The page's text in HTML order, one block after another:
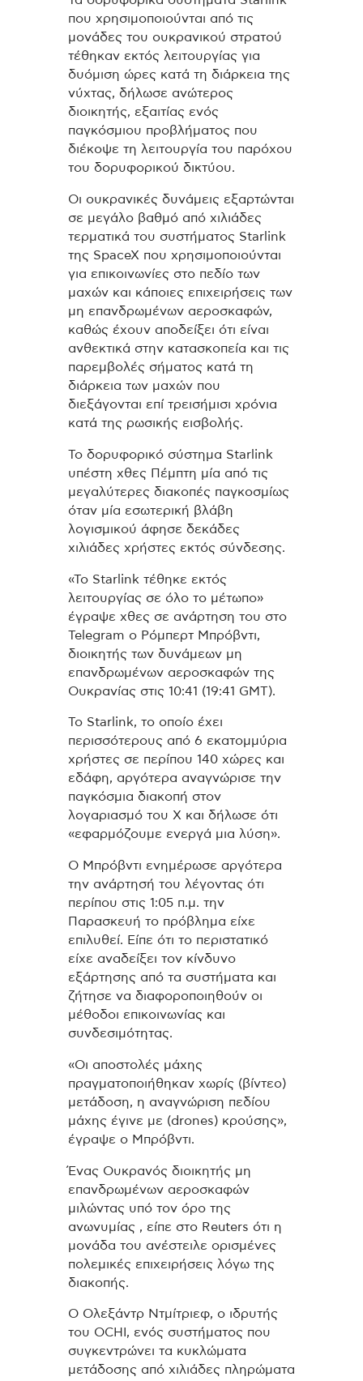
που χρησιμοποιούνται από τις
μονάδες του ουκρανικού στρατού
τέθηκαν εκτός λειτουργίας για
δυόμιση ώρες κατά τη διάρκεια της
νύχτας, δήλωσε ανώτερος
διοικητής, εξαιτίας ενός
παγκόσμιου προβλήματος που
διέκοψε τη λειτουργία του παρόχου
του δορυφορικού δικτύου.
Οι ουκρανικές δυνάμεις εξαρτώνται
σε μεγάλο βαθμό από χιλιάδες
τερματικά του συστήματος Starlink
της SpaceX που χρησιμοποιούνται
για επικοινωνίες στο πεδίο των
μαχών και κάποιες επιχειρήσεις των
μη επανδρωμένων αεροσκαφών,
καθώς έχουν αποδείξει ότι είναι
ανθεκτικά στην κατασκοπεία και τις
παρεμβολές σήματος κατά τη
διάρκεια των μαχών που
διεξάγονται επί τρεισήμισι χρόνια
κατά της ρωσικής εισβολής.
Το δορυφορικό σύστημα Starlink
υπέστη χθες Πέμπτη μία από τις
μεγαλύτερες διακοπές παγκοσμίως
όταν μία εσωτερική βλάβη
λογισμικού άφησε δεκάδες
χιλιάδες χρήστες εκτός σύνδεσης.
«Το Starlink τέθηκε εκτός
λειτουργίας σε όλο το μέτωπο»
έγραψε χθες σε ανάρτηση του στο
Telegram ο Ρόμπερτ Μπρόβντι,
διοικητής των δυνάμεων μη
επανδρωμένων αεροσκαφών της
Ουκρανίας στις 10:41 (19:41 GMT).
Το Starlink, το οποίο έχει
περισσότερους από 6 εκατομμύρια
χρήστες σε περίπου 140 χώρες και
εδάφη, αργότερα αναγνώρισε την
παγκόσμια διακοπή στον
λογαριασμό του X και δήλωσε ότι
«εφαρμόζουμε ενεργά μια λύση».
Ο Μπρόβντι ενημέρωσε αργότερα
την ανάρτησή του λέγοντας ότι
περίπου στις 1:05 π.μ. την
Παρασκευή το πρόβλημα είχε
επιλυθεί. Είπε ότι το περιστατικό
είχε αναδείξει τον κίνδυνο
εξάρτησης από τα συστήματα και
ζήτησε να διαφοροποιηθούν οι
μέθοδοι επικοινωνίας και
συνδεσιμότητας.
«Οι αποστολές μάχης
πραγματοποιήθηκαν χωρίς (βίντεο)
μετάδοση, η αναγνώριση πεδίου
μάχης έγινε με (drones) κρούσης»,
έγραψε ο Μπρόβντι.
Ένας Ουκρανός διοικητής μη
επανδρωμένων αεροσκαφών
μιλώντας υπό τον όρο της
ανωνυμίας , είπε στο Reuters ότι η
μονάδα του ανέστειλε ορισμένες
πολεμικές επιχειρήσεις λόγω της
διακοπής.
Ο Ολεξάντρ Ντμίτριεφ, ο ιδρυτής
του OCHI, ενός συστήματος που
συγκεντρώνει τα κυκλώματα
μετάδοσης από χιλιάδες πληρώματα